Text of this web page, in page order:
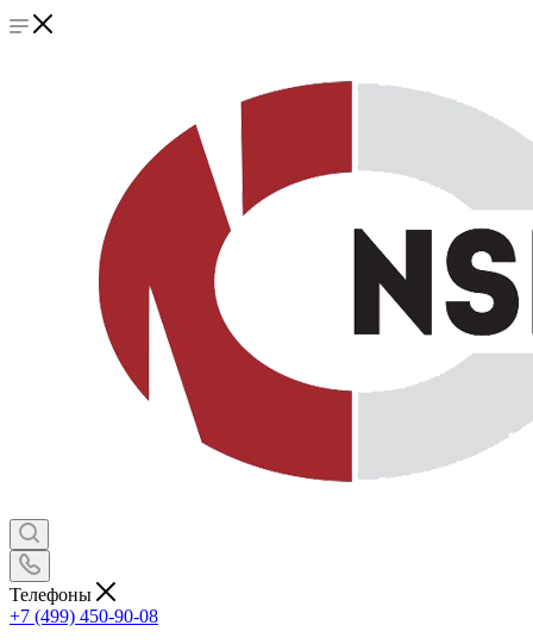
Телефоны
+7 (499) 450-90-08